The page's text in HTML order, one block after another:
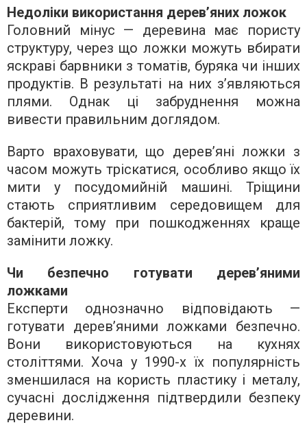
Недоліки використання дерев’яних ложок
Головний мінус — деревина має пористу
структуру, через що ложки можуть вбирати
яскраві барвники з томатів, буряка чи інших
продуктів. В результаті на них з’являються
плями. Однак ці забруднення можна
вивести правильним доглядом.
Варто враховувати, що дерев’яні ложки з
часом можуть тріскатися, особливо якщо їх
мити у посудомийній машині. Тріщини
стають сприятливим середовищем для
бактерій, тому при пошкодженнях краще
замінити ложку.
Чи безпечно готувати дерев’яними
ложками
Експерти однозначно відповідають —
готувати дерев’яними ложками безпечно.
Вони використовуються на кухнях
століттями. Хоча у 1990-х їх популярність
зменшилася на користь пластику і металу,
сучасні дослідження підтвердили безпеку
деревини.